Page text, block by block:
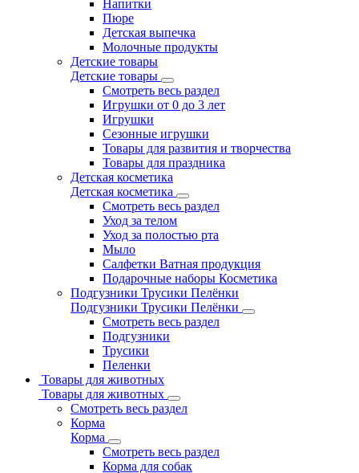
Напитки
Пюре
Детская выпечка
Молочные продукты
Детские товары
Детские товары
Смотреть весь раздел
Игрушки от 0 до 3 лет
Игрушки
Сезонные игрушки
Товары для развития и творчества
Товары для праздника
Детская косметика
Детская косметика
Смотреть весь раздел
Уход за телом
Уход за полостью рта
Мыло
Салфетки Ватная продукция
Подарочные наборы Косметика
Подгузники Трусики Пелёнки
Подгузники Трусики Пелёнки
Смотреть весь раздел
Подгузники
Трусики
Пеленки
Товары для животных
Товары для животных
Смотреть весь раздел
Корма
Корма
Смотреть весь раздел
Корма для собак